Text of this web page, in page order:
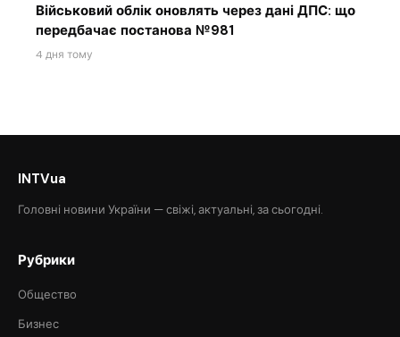
Військовий облік оновлять через дані ДПС: що
передбачає постанова №981
4 дня тому
INTVua
Головні новини України — свіжі, актуальні, за сьогодні.
Рубрики
Общество
Бизнес